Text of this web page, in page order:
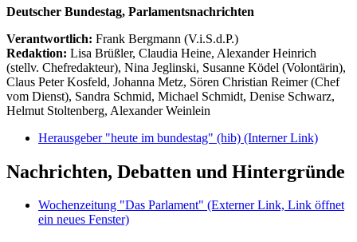
Deutscher Bundestag, Parlamentsnachrichten
Verantwortlich: Frank Bergmann (V.i.S.d.P.)
Redaktion: Lisa Brüßler, Claudia Heine, Alexander Heinrich
(stellv. Chefredakteur), Nina Jeglinski, Susanne Ködel (Volontärin),
Claus Peter Kosfeld, Johanna Metz, Sören Christian Reimer (Chef
vom Dienst), Sandra Schmid, Michael Schmidt, Denise Schwarz,
Helmut Stoltenberg, Alexander Weinlein
Herausgeber "heute im bundestag" (hib) (Interner Link)
Nachrichten, Debatten und Hintergründe
Wochenzeitung "Das Parlament" (Externer Link, Link öffnet
ein neues Fenster)